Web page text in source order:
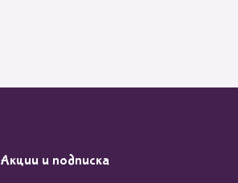
Акции и подписка